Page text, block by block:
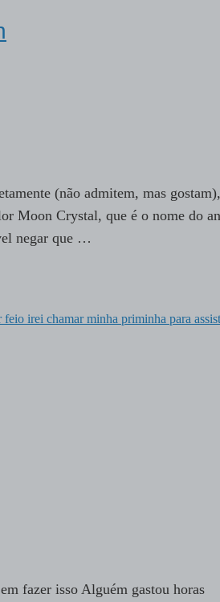
(não admitem, mas gostam),
Moon Crystal, que é o nome do
negar que …
feio irei chamar minha priminha para
fazer isso Alguém gastou horas